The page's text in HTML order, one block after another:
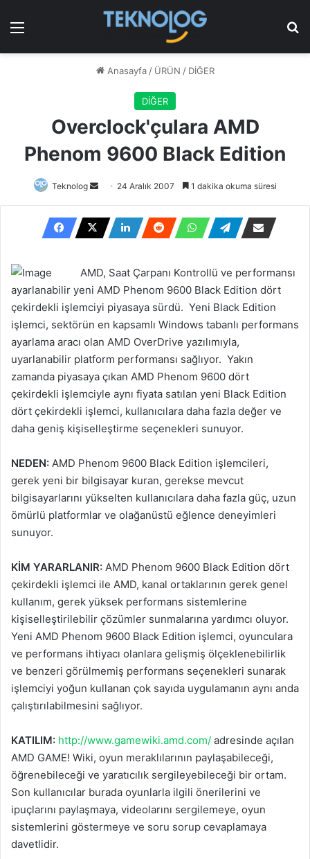
Menü
Anasayfa / ÜRÜN / DİĞER
DİĞER
Overclock'çulara AMD
Phenom 9600 Black Edition
Teknolog
Bir
posta
göndermek
24 Aralık 2007 1 dakika okuma süresi
AMD, Saat Çarpanı Kontrollü ve performansı
ayarlanabilir yeni AMD Phenom 9600 Black Edition dört
çekirdekli işlemciyi piyasaya sürdü. Yeni Black Edition
işlemci, sektörün en kapsamlı Windows tabanlı performans
ayarlama aracı olan AMD OverDrive yazılımıyla,
uyarlanabilir platform performansı sağlıyor. Yakın
zamanda piyasaya çıkan AMD Phenom 9600 dört
çekirdekli işlemciyle aynı fiyata satılan yeni Black Edition
dört çekirdekli işlemci, kullanıcılara daha fazla değer ve
daha geniş kişiselleştirme seçenekleri sunuyor.
NEDEN: AMD Phenom 9600 Black Edition işlemcileri,
gerek yeni bir bilgisayar kuran, gerekse mevcut
bilgisayarlarını yükselten kullanıcılara daha fazla güç, uzun
ömürlü platformlar ve olağanüstü eğlence deneyimleri
sunuyor.
KİM YARARLANIR: AMD Phenom 9600 Black Edition dört
çekirdekli işlemci ile AMD, kanal ortaklarının gerek genel
kullanım, gerek yüksek performans sistemlerine
kişiselleştirilebilir çözümler sunmalarına yardımcı oluyor.
Yeni AMD Phenom 9600 Black Edition işlemci, oyunculara
ve performans ihtiyacı olanlara gelişmiş ölçeklenebilirlik
ve benzeri görülmemiş performans seçenekleri sunarak
işlemciyi yoğun kullanan çok sayıda uygulamanın aynı anda
çalıştırılabilmesini sağlıyor.
KATILIM: http://www.gamewiki.amd.com/ adresinde açılan
AMD GAME! Wiki, oyun meraklılarının paylaşabileceği,
öğrenebileceği ve yaratıcılık sergileyebileceği bir ortam.
Son kullanıcılar burada oyunlarla ilgili önerilerini ve
ipuçlarını paylaşmaya, videolarını sergilemeye, oyun
sistemlerini göstermeye ve soru sorup cevaplamaya
davetlidir.